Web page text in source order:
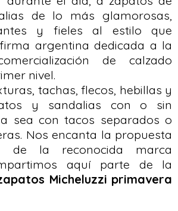
de lo más glamorosas,
y fieles al estilo que
argentina dedicada a la
de calzado
nivel.
tachas, flecos, hebillas y
y sandalias con o sin
sea con tacos separados o
Nos encanta la propuesta
la reconocida marca
aquí parte de la
Micheluzzi primavera